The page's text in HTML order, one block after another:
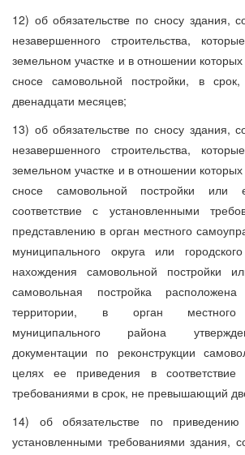
12) об обязательстве по сносу здания,
незавершенного строительства,
земельном участке и в отношении
сносе самовольной постройки, в
двенадцати месяцев;
13) об обязательстве по сносу здания,
незавершенного строительства,
земельном участке и в отношении
сносе самовольной постройки или
соответствие с установленными
представлению в орган местного
муниципального округа или
нахождения самовольной постройки
самовольная постройка
территории, в орган местного
муниципального района
документации по реконструкции
целях ее приведения в соответствие
требованиями в срок, не превышающий
14) об обязательстве по
установленными требованиями здания,